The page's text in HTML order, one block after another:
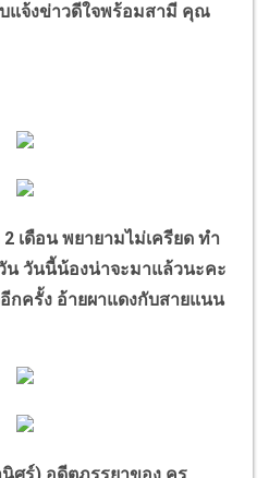
แจ้งข่าวดีใจพร้อมสามี คุณ
เดือน พยายามไม่เครียด ทำ
วันนี้น้องน่าจะมาแล้วนะคะ
กครั้ง อ้ายผาแดงกับสายแนน